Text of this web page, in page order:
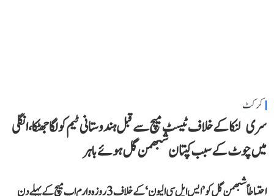
کرکٹ
سری لنکا کے خلاف ٹیسٹ میچ سے قبل ہندوستانی ٹیم کو لگا جھٹکا، انگلی
میں چوٹ کے سبب کپتان شبھمن گل ہوئے باہر
احتیاطاً شبھمن گل کو ’ایس ایل سی الیون‘ کے خلاف 3 روزہ وارم اپ میچ کے پہلے دن